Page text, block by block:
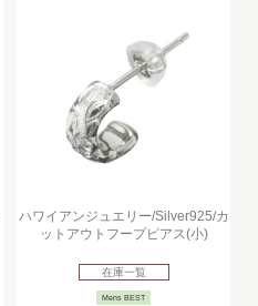
ハワイアンジュエリー/Silver925/カ
ットアウトフープピアス(小)
在庫一覧
Mens BEST